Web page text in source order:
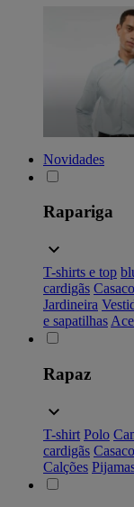
Novidades
Rapariga
T-shirts e top
cardigãs
Jardineira
e sapatilhas
Rapaz
T-shirt Polo
cardigãs
Calções